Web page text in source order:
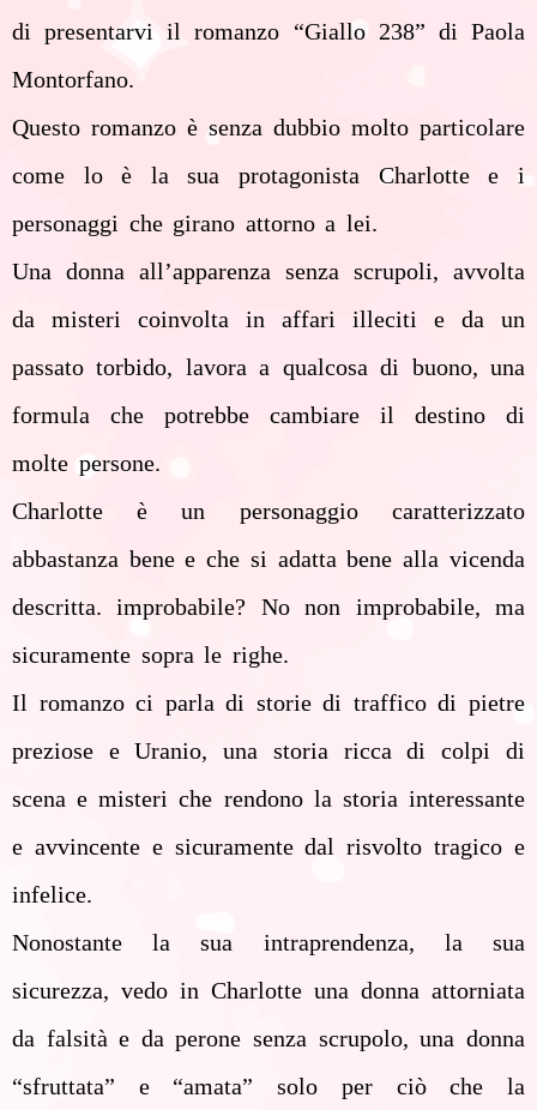
di presentarvi il romanzo “Giallo 238” di Paola
Montorfano.
Questo romanzo è senza dubbio molto particolare
come lo è la sua protagonista Charlotte e i
personaggi che girano attorno a lei.
Una donna all’apparenza senza scrupoli, avvolta
da misteri coinvolta in affari illeciti e da un
passato torbido, lavora a qualcosa di buono, una
formula che potrebbe cambiare il destino di
molte persone.
Charlotte è un personaggio caratterizzato
abbastanza bene e che si adatta bene alla vicenda
descritta. improbabile? No non improbabile, ma
sicuramente sopra le righe.
Il romanzo ci parla di storie di traffico di pietre
preziose e Uranio, una storia ricca di colpi di
scena e misteri che rendono la storia interessante
e avvincente e sicuramente dal risvolto tragico e
infelice.
Nonostante la sua intraprendenza, la sua
sicurezza, vedo in Charlotte una donna attorniata
da falsità e da perone senza scrupolo, una donna
“sfruttata” e “amata” solo per ciò che la